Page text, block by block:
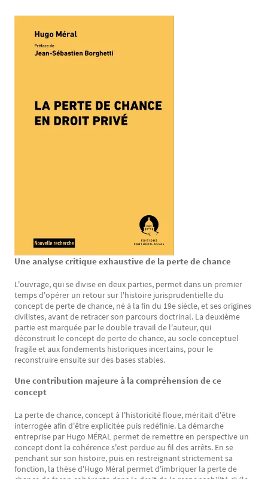
Texte
Une analyse critique exhaustive de la perte de chance
L'ouvrage, qui se divise en deux parties, permet dans un premier
temps d'opérer un retour sur l'histoire jurisprudentielle du
concept de perte de chance, né à la fin du 19e siècle, et ses origines
civilistes, avant de retracer son parcours doctrinal. La deuxième
partie est marquée par le double travail de l'auteur, qui
déconstruit le concept de perte de chance, au socle conceptuel
fragile et aux fondements historiques incertains, pour le
reconstruire ensuite sur des bases stables.
Une contribution majeure à la compréhension de ce
concept
La perte de chance, concept à l'historicité floue, méritait d'être
interrogée afin d'être explicitée puis redéfinie. La démarche
entreprise par Hugo MÉRAL permet de remettre en perspective un
concept dont la cohérence s'est perdue au fil des arrêts. En se
penchant sur son histoire, puis en restreignant strictement sa
fonction, la thèse d'Hugo Méral permet d'imbriquer la perte de